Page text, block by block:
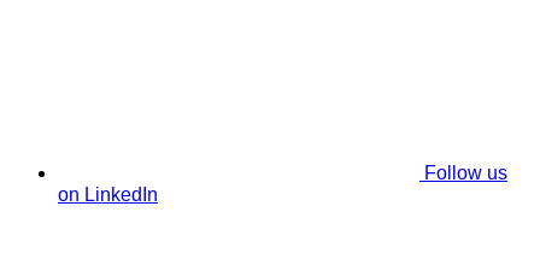
Follow us
on LinkedIn